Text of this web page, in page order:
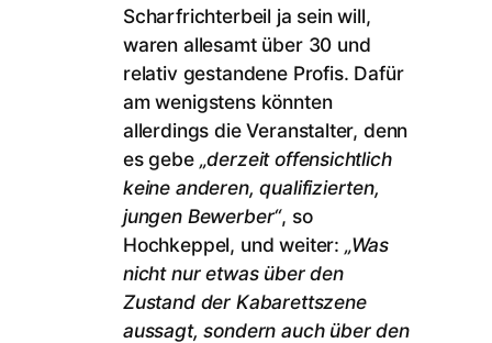
Scharfrichterbeil ja sein will,
waren allesamt über 30 und
relativ gestandene Profis. Dafür
am wenigstens könnten
allerdings die Veranstalter, denn
es gebe„derzeit offensichtlich
keine anderen, qualifizierten,
jungen Bewerber“, so
Hochkeppel, und weiter: „Was
nicht nur etwas über den
Zustand der Kabarettszene
aussagt, sondern auch über den